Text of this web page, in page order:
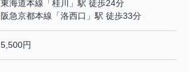
東海道本線 「桂川
」駅 徒歩24分
阪急京都本線 「洛西口 」駅 徒歩33分
5,500円